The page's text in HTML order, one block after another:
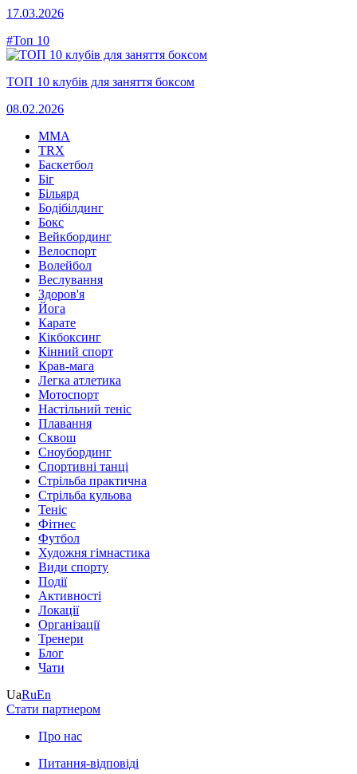
17.03.2026
#Топ 10
ТОП 10 клубів для заняття боксом
08.02.2026
MMA
TRX
Баскетбол
Біг
Більярд
Бодібілдинг
Бокс
Вейкбординг
Велоспорт
Волейбол
Веслування
Здоров'я
Йога
Карате
Кікбоксинг
Кінний спорт
Крав-мага
Легка атлетика
Мотоспорт
Настільний теніс
Плавання
Сквош
Сноубординг
Спортивні танці
Стрільба практична
Стрільба кульова
Теніс
Фітнес
Футбол
Художня гімнастика
Види спорту
Події
Активності
Локації
Організації
Тренери
Блог
Чати
UaRuEn
Стати партнером
Про нас
Питання-відповіді